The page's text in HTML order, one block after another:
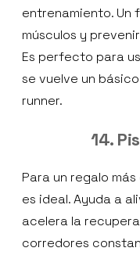
entrenamiento. Un
músculos y
Es perfecto para
se vuelve un
runner.
14.
Para un regalo
es ideal. Ayuda a
acelera la
corredores